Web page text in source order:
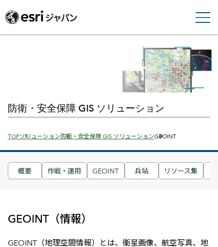
概要 作戦・運用 GEOINT 兵站 リソース集
防衛・安全保障 GIS ソリューション
Breadcrumbs
TOPソリューション防衛・安全保障 GIS ソリューションGEOINT
GEOINT（情報）
GEOINT（地理空間情報）とは、衛星画像、航空写真、地